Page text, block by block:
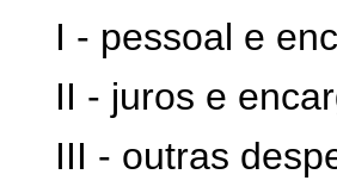
I - pessoal e
II - juros e
III - outras